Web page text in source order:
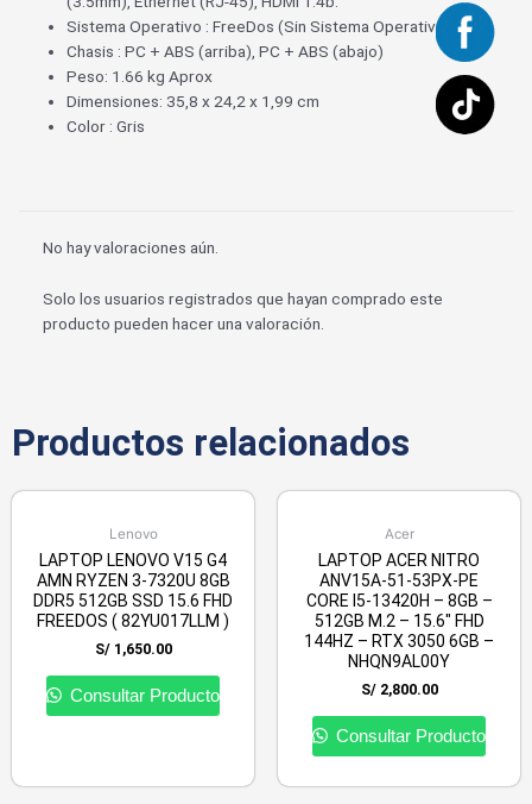
Sistema Operativo : FreeDos (Sin Sistema Operativo).
Chasis : PC + ABS (arriba), PC + ABS (abajo)
Peso: 1.66 kg Aprox
Dimensiones: 35,8 x 24,2 x 1,99 cm
Color : Gris
No hay valoraciones aún.
Solo los usuarios registrados que hayan comprado este
producto pueden hacer una valoración.
Productos relacionados
Lenovo
LAPTOP LENOVO V15 G4
AMN RYZEN 3-7320U 8GB
DDR5 512GB SSD 15.6 FHD
FREEDOS ( 82YU017LLM )
S/1,650.00
Consultar Producto
Acer
LAPTOP ACER NITRO
ANV15A-51-53PX-PE
CORE I5-13420H – 8GB –
512GB M.2 – 15.6″ FHD
144HZ – RTX 3050 6GB –
NHQN9AL00Y
S/2,800.00
Consultar Producto